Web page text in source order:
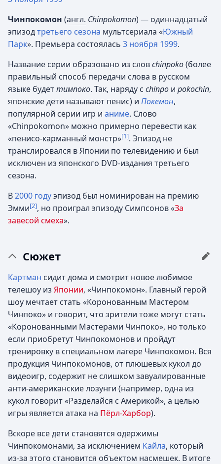
Чинпокомон (англ. Chinpokomon) — одиннадцатый
эпизодтретьего сезона мультсериала «Южный
Парк». Премьера состоялась 3 ноября 1999.
Название серии образовано из словchinpoko(более
правильный способ передачи слова в русском
языке будеттимпоко. Так, наряду с chinpo и pokochin,
японские дети называют пенис) и Покемон,
популярной серии игр и аниме. Слово
«Chinpokomon» можно примерно перевести как
«пенисо-карманный монстр»[1]. Эпизод не
транслировался в Японии по телевидению и был
исключен из японского DVD-издания третьего
сезона.
В2000 годуэпизод был номинирован на премию
Эмми[2], но проиграл эпизоду Симпсонов «За
завесой смеха».
Сюжет
Картман сидит дома и смотрит новое любимое
телешоу из Японии, «Чинпокомон». Главный герой
шоу мечтает стать «Коронованным Мастером
Чинпоко» и говорит, что зрители тоже могут стать
«Коронованными Мастерами Чинпоко», но только
если приобретут Чинпокомонов и пройдут
тренировку в специальном лагере Чинпокомон. Вся
продукция Чинпокомонов, от плюшевых кукол до
видеоигр, содержит не слишком завуалированные
анти-американские лозунги (например, одна из
кукол говорит «Разделайся с Америкой», а целью
игры является атака на Пёрл-Харбор).
Вскоре все дети становятся одержимы
Чинпокомонами, за исключением Кайла, который
из-за этого становится объектом насмешек. В итоге